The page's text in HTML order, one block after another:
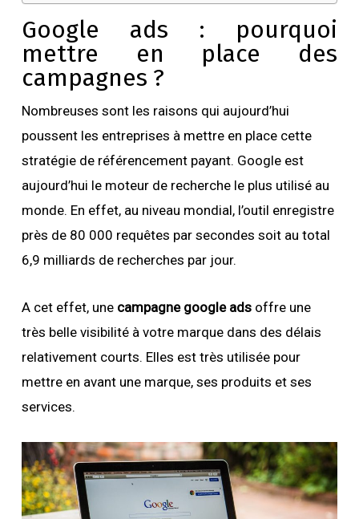
Google ads : pourquoi
mettre en place des
campagnes ?
Nombreuses sont les raisons qui aujourd’hui
poussent les entreprises à mettre en place cette
stratégie de référencement payant. Google est
aujourd’hui le moteur de recherche le plus utilisé au
monde. En effet, au niveau mondial, l’outil enregistre
près de 80 000 requêtes par secondes soit au total
6,9 milliards de recherches par jour.
A cet effet, une campagne google adsoffre une
très belle visibilité à votre marque dans des délais
relativement courts. Elles est très utilisée pour
mettre en avant une marque, ses produits et ses
services.